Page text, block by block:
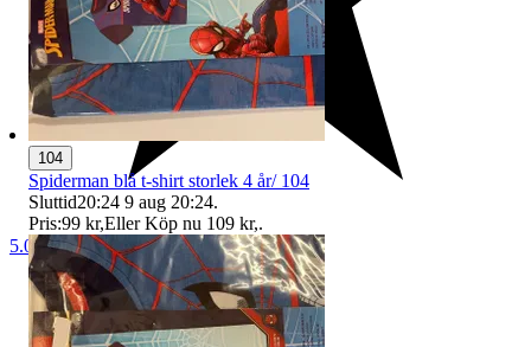
5.0
104
Spiderman blå t-shirt storlek 4 år/ 104
Sluttid20:24 9 aug 20:24.
Pris:99 kr,Eller Köp nu 109 kr,.